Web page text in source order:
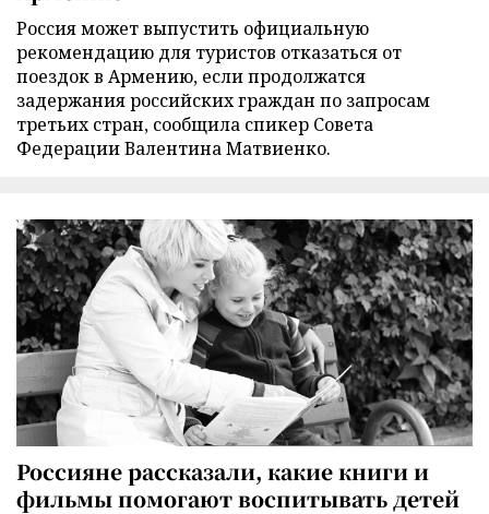
Россия может выпустить официальную
рекомендацию для туристов отказаться от
поездок в Армению, если продолжатся
задержания российских граждан по запросам
третьих стран, сообщила спикер Совета
Федерации Валентина Матвиенко.
Россияне рассказали, какие книги и
фильмы помогают воспитывать детей